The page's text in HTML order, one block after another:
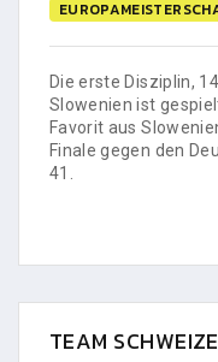
Die erste Disziplin,
Slowenien ist
Favorit aus
Finale gegen den
41.
TEAM